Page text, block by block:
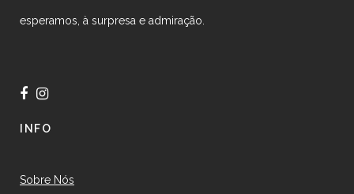
esperamos, à surpresa e admiração.
INFO
Sobre Nós